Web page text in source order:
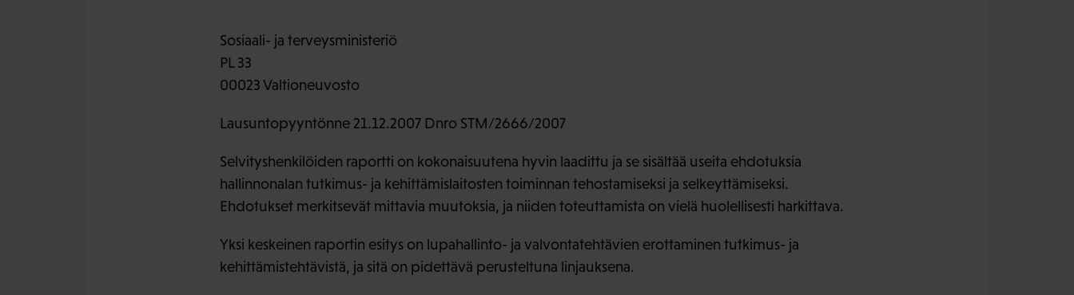
Sosiaali- ja terveysministeriö
PL 33
00023 Valtioneuvosto
Lausuntopyyntönne 21.12.2007 Dnro STM/2666/2007
Selvityshenkilöiden raportti on kokonaisuutena hyvin laadittu ja se sisältää useita ehdotuksia
hallinnonalan tutkimus- ja kehittämislaitosten toiminnan tehostamiseksi ja selkeyttämiseksi.
Ehdotukset merkitsevät mittavia muutoksia, ja niiden toteuttamista on vielä huolellisesti harkittava.
Yksi keskeinen raportin esitys on lupahallinto- ja valvontatehtävien erottaminen tutkimus- ja
kehittämistehtävistä, ja sitä on pidettävä perusteltuna linjauksena.